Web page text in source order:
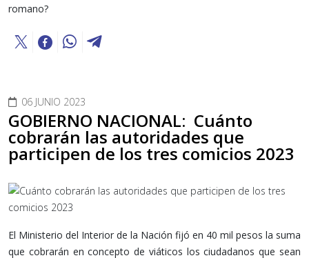
romano?
06 JUNIO 2023
GOBIERNO NACIONAL: Cuánto
cobrarán las autoridades que
participen de los tres comicios 2023
El Ministerio del Interior de la Nación fijó en 40 mil pesos la suma
que cobrarán en concepto de viáticos los ciudadanos que sean